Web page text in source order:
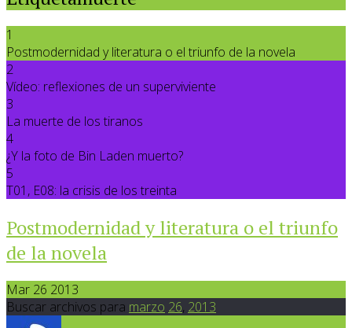
1
Postmodernidad y literatura o el triunfo de la novela
2
Vídeo: reflexiones de un superviviente
3
La muerte de los tiranos
4
¿Y la foto de Bin Laden muerto?
5
T01, E08: la crisis de los treinta
Postmodernidad y literatura o el triunfo
de la novela
Mar 26 2013
Buscar archivos para marzo 26, 2013